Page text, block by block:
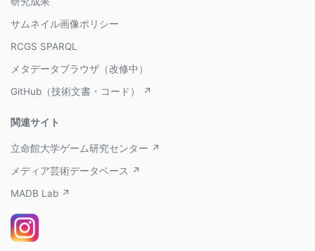
サムネイル画像ポリシー
RCGS SPARQL
メタデータブラウザ（改修中）
GitHub（技術文書・コード） ↗
関連サイト
立命館大学ゲーム研究センター ↗
メディア芸術データベース ↗
MADB Lab ↗